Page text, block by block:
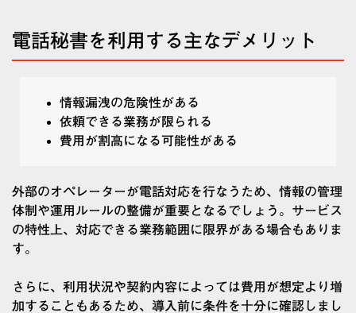
電話秘書を利用する主なデメリット
情報漏洩の危険性がある
依頼できる業務が限られる
費用が割高になる可能性がある
外部のオペレーターが電話対応を行なうため、情報の管理
体制や運用ルールの整備が重要となるでしょう。サービス
の特性上、対応できる業務範囲に限界がある場合もありま
す。
さらに、利用状況や契約内容によっては費用が想定より増
加することもあるため、導入前に条件を十分に確認しまし